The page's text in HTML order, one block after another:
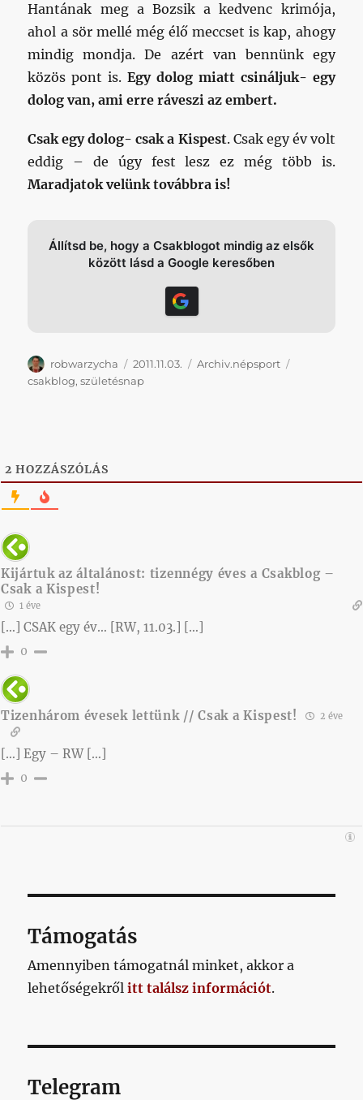
Hantának meg a Bozsik a kedvenc krimója,
ahol a sör mellé még élő meccset is kap, ahogy
mindig mondja. De azért van bennünk egy
közös pont is.Egy dolog miatt csináljuk- egy
dolog van, ami erre ráveszi az embert.
Csak egy dolog- csak a Kispest. Csak egy év volt
eddig – de úgy fest lesz ez még több is.
Maradjatok velünk továbbra is!
Állítsd be, hogy a Csakblogot mindig az elsők
között lásd a Google keresőben
Szerző
robwarzycha Közzétéve
2011.11.03. Kategória
Archiv.népsport
csakblog,születésnap
2 HOZZÁSZÓLÁS
Kijártuk az általánost: tizennégy éves a Csakblog –
Csak a Kispest!
1 éve
[…] CSAK egy év… [RW, 11.03.] […]
0
Tizenhárom évesek lettünk // Csak a Kispest! 2 éve
[…] Egy – RW […]
0
Támogatás
Amennyiben támogatnál minket, akkor a
lehetőségekrőlitt találsz információt.
Telegram